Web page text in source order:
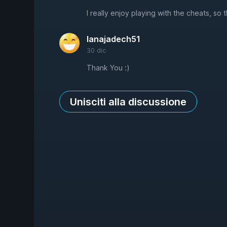
I really enjoy playing with the cheats, so
lanajadech51
30 dic
Thank You :)
Unisciti alla discussione